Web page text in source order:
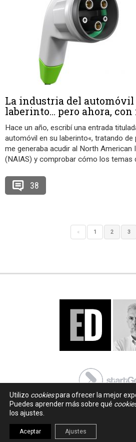
La industria del automóvil
laberinto… pero ahora, con
Hace un año, escribí una entrada
automóvil en su laberinto«, tratando de
me generaba acudir al North American
(NAIAS) y comprobar cómo los temas
38
« 1 2 3
Utilizo cookiespara ofrecer la mejor
Puedes aprender más sobre qué
los ajustes.
Aceptar Ajustes